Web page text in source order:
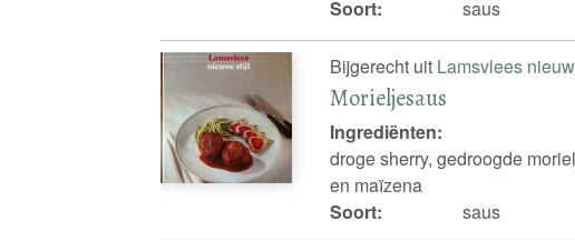
Soort:
saus
Bijgerecht uit Lamsvlees
Morieljesaus
Ingrediënten:
droge sherry, gedroogde
en maïzena
Soort:
saus